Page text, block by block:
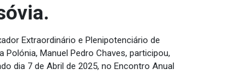
Extraordinário e Plenipotenciário de
Polónia, Manuel Pedro Chaves, participou,
dia 7 de Abril de 2025, no Encontro Anual